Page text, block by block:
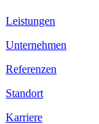
Leistungen
Unternehmen
Referenzen
Standort
Karriere